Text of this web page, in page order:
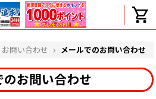
お問い合わせ メールでのお問い合わせ
のお問い合わせ